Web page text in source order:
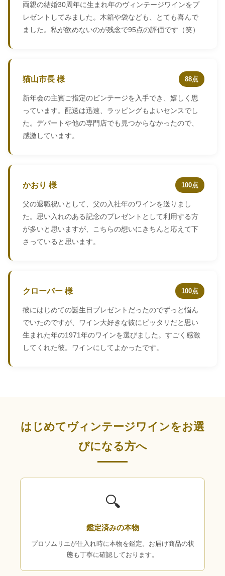
両親の結婚30周年に生まれ年のヴィンテージワインをプ
レゼントしてみました。木箱や袋なども、とても喜んで
ました。私が飲めないのが残念で95点の評価です（笑）
猫山市長 様 88点
新年会の主賓ご指定のビンテージを入手でき、嬉しく思
っています。配送は迅速、ラッピングもよいセンスでし
た。デパートや他の専門店でも見つからなかったので、
感激しています。
かおり 様 100点
父の退職祝いとして、父の入社年のワインを送りまし
た。思い入れのある記念のプレゼントとして利用する方
が多いと思いますが、こちらの想いにきちんと応えて下
さっていると思います。
クローバー 様 100点
彼にはじめての誕生日プレゼントだったのでずっと悩ん
でいたのですが、ワイン大好きな彼にピッタリだと思い
生まれた年の1971年のワインを選びました。すごく感激
してくれた彼。ワインにしてよかったです。
はじめてヴィンテージワインをお選
びになる方へ
🔍
鑑定済みの本物
プロソムリエが仕入れ時に本物を鑑定。お届け商品の状
態も丁寧に確認しております。